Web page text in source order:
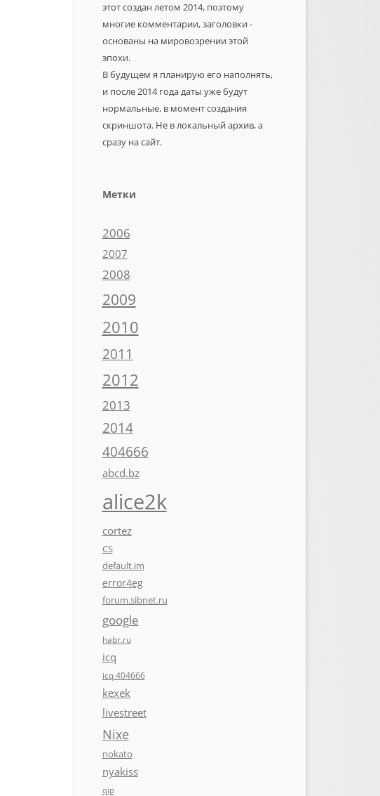
этот создан летом 2014, поэтому
многие комментарии, заголовки -
основаны на мировозрении этой
эпохи.
В будущем я планирую его наполнять,
и после 2014 года даты уже будут
нормальные, в момент создания
скриншота. Не в локальный архив, а
сразу на сайт.
Метки
2006
2007
2008
2009
2010
2011
2012
2013
2014
404666
abcd.bz
alice2k
cortez
CS
default.im
error4eg
forum.sibnet.ru
google
habr.ru
icq
icq 404666
kexek
livestreet
Nixe
nokato
nyakiss
qip